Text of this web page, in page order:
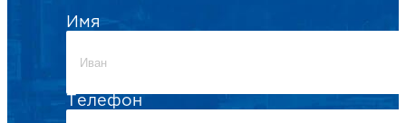
Имя
Телефон